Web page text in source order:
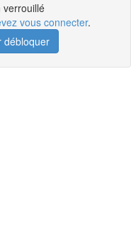
verrouillé
vous connecter.
débloquer